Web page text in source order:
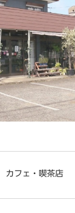
カフェ・喫茶店